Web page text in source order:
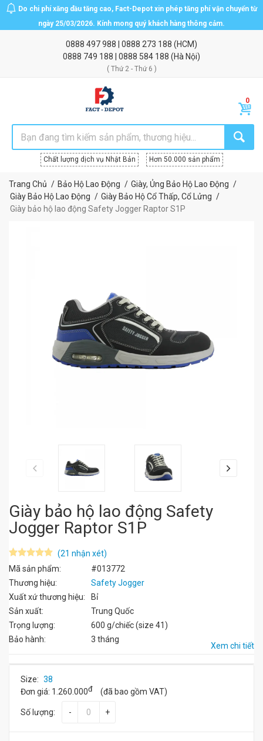
Do chi phí xăng dầu tăng cao, Fact-Depot xin phép tăng phí vận chuyển từ
ngày 25/03/2026. Kính mong quý khách hàng thông cảm.
0888 497 988 0888 273 188 (HCM)
0888 749 188
0888 584 188 (Hà Nội)
( Thứ 2 - Thứ 6 )
Chất lượng dịch vụ Nhật Bản Hơn 50.000 sản phẩm
Trang Chủ Bảo Hộ Lao Động
Giày, Ủng Bảo Hộ Lao Động
Giày Bảo Hộ Lao Động
Giày Bảo Hộ Cổ Thấp, Cổ Lửng
Giày bảo hộ lao động Safety Jogger Raptor S1P
Giày bảo hộ lao động Safety
Jogger Raptor S1P
(21 nhận xét)
Mã sản phẩm:
#013772
Thương hiệu:
Safety Jogger
Xuất xứ thương hiệu:
Bỉ
Sản xuất:
Trung Quốc
Trọng lượng:
600 g/chiếc (size 41)
Bảo hành:
3 tháng
Xem chi tiết
Size: 38
Đơn giá: 1.260.000đ (đã bao gồm VAT)
Số lượng: - +